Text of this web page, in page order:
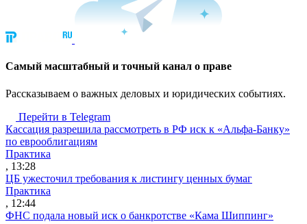
Cамый масштабный и точный канал о праве
Рассказываем о важных деловых и юридических событиях.
Перейти в Telegram
Кассация разрешила рассмотреть в РФ иск к «Альфа-Банку»
по еврооблигациям
Практика
, 13:28
ЦБ ужесточил требования к листингу ценных бумаг
Практика
, 12:44
ФНС подала новый иск о банкротстве «Кама Шиппинг»